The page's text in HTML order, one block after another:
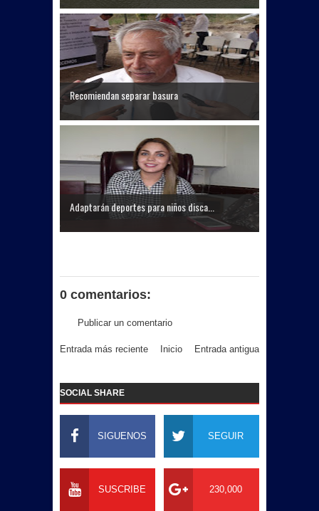
Recomiendan separar basura
Adaptarán deportes para niños disca...
0 comentarios:
Publicar un comentario
Entrada más reciente Entrada antigua
Inicio
SOCIAL SHARE
SIGUENOS SEGUIR
SUSCRIBE 230,000